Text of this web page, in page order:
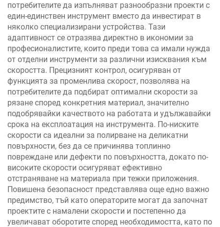
потребителите да изпълняват разнообразни проекти с
един-единствен инструмент вместо да инвестират в
няколко специализирани устройства. Тази
адаптивност се отразява директно в икономии за
професионалистите, които преди това са имали нужда
от отделни инструменти за различни изисквания към
скоростта. Прецизният контрол, осигуряван от
функцията за променлива скорост, позволява на
потребителите да подбират оптимални скорости за
рязане според конкретния материал, значително
подобрявайки качеството на работата и удължавайки
срока на експлоатация на инструмента. По-ниските
скорости са идеални за полирване на деликатни
повърхности, без да се причинява топлинно
повреждане или дефекти по повърхността, докато по-
високите скорости осигуряват ефективно
отстраняване на материала при тежки приложения.
Повишена безопасност представлява още едно важно
предимство, тъй като операторите могат да започнат
проектите с намалени скорости и постепенно да
увеличават оборотите според необходимостта, като по